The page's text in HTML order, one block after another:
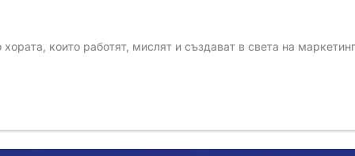
които работят, мислят и създават в света на